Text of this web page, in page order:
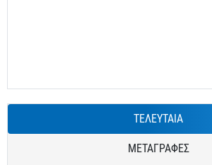
ΤΕΛΕΥΤΑΙΑ
ΜΕΤΑΓΡΑΦΕΣ